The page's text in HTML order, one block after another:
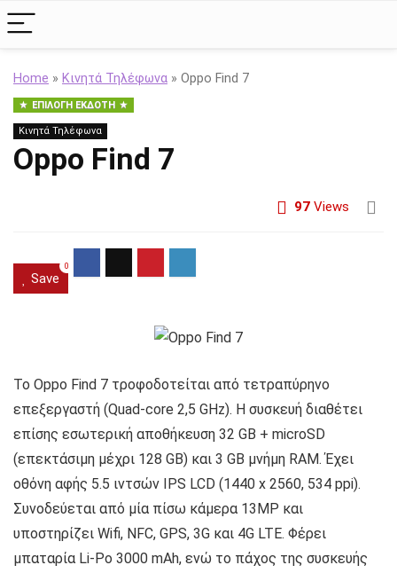
Home » Κινητά Τηλέφωνα » Oppo Find 7
ΕΠΙΛΟΓΉ ΕΚΔΌΤΗ
Κινητά Τηλέφωνα
Oppo Find 7
97 Views
Save
0
Το Oppo Find 7 τροφοδοτείται από τετραπύρηνο
επεξεργαστή (Quad-core 2,5 GHz). Η συσκευή διαθέτει
επίσης εσωτερική αποθήκευση 32 GB + microSD
(επεκτάσιμη μέχρι 128 GB) και 3 GB μνήμη RAM. Έχει
οθόνη αφής 5.5 ιντσών IPS LCD (1440 x 2560, 534 ppi).
Συνοδεύεται από μία πίσω κάμερα 13MP και
υποστηρίζει Wifi, NFC, GPS, 3G και 4G LTE. Φέρει
μπαταρία Li-Po 3000 mAh, ενώ το πάχος της συσκευής